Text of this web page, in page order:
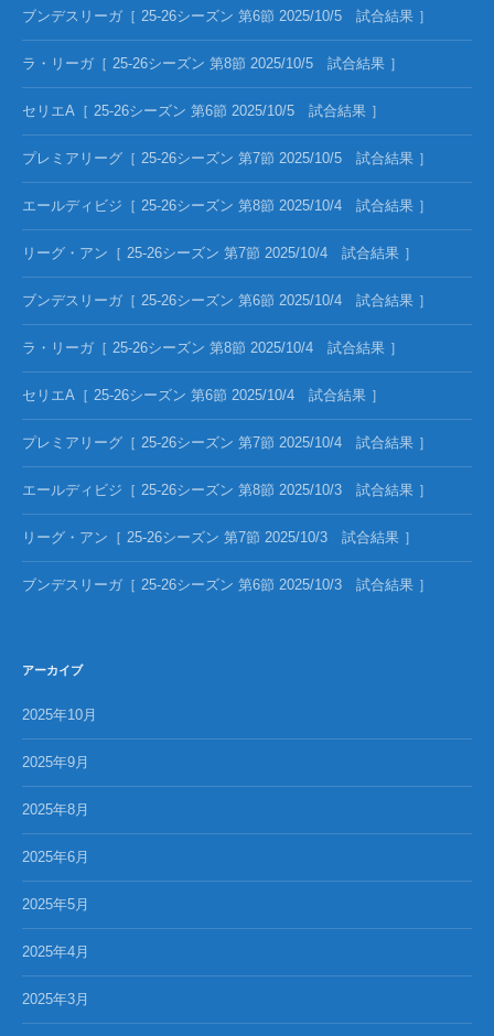
ブンデスリーガ［ 25-26シーズン 第6節 2025/10/5 試合結果 ］
ラ・リーガ［ 25-26シーズン 第8節 2025/10/5 試合結果 ］
セリエA［ 25-26シーズン 第6節 2025/10/5 試合結果 ］
プレミアリーグ［ 25-26シーズン 第7節 2025/10/5 試合結果 ］
エールディビジ［ 25-26シーズン 第8節 2025/10/4 試合結果 ］
リーグ・アン［ 25-26シーズン 第7節 2025/10/4 試合結果 ］
ブンデスリーガ［ 25-26シーズン 第6節 2025/10/4 試合結果 ］
ラ・リーガ［ 25-26シーズン 第8節 2025/10/4 試合結果 ］
セリエA［ 25-26シーズン 第6節 2025/10/4 試合結果 ］
プレミアリーグ［ 25-26シーズン 第7節 2025/10/4 試合結果 ］
エールディビジ［ 25-26シーズン 第8節 2025/10/3 試合結果 ］
リーグ・アン［ 25-26シーズン 第7節 2025/10/3 試合結果 ］
ブンデスリーガ［ 25-26シーズン 第6節 2025/10/3 試合結果 ］
アーカイブ
2025年10月
2025年9月
2025年8月
2025年6月
2025年5月
2025年4月
2025年3月